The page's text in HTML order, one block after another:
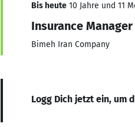
Bis heute 10 Jahre und 11
Insurance Manager
Bimeh Iran Company
Logg Dich jetzt ein, um